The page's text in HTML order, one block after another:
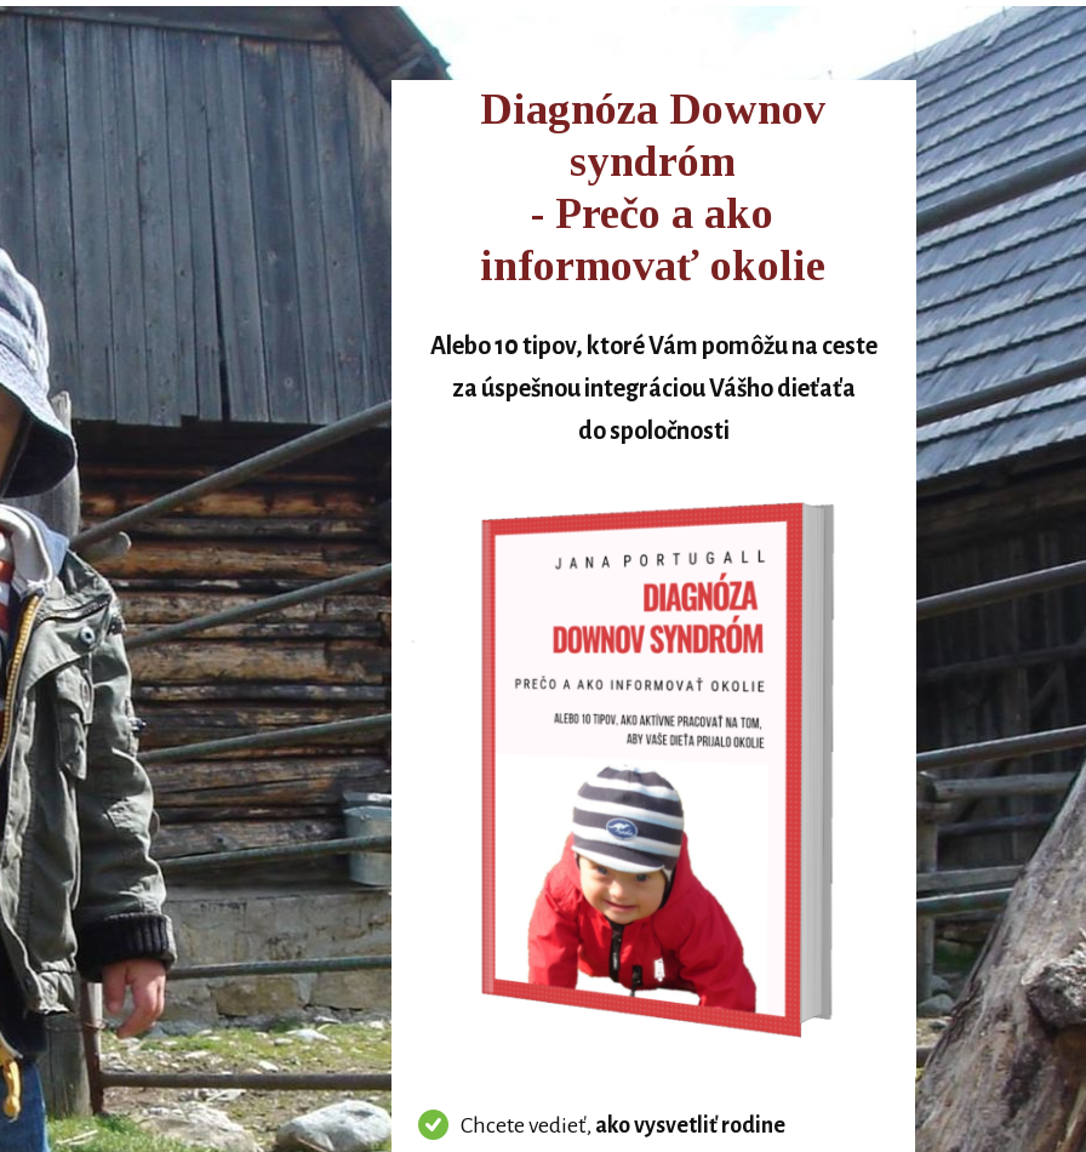
Diagnóza Downov
syndróm
- Prečo a ako
informovať okolie
Alebo 10 tipov, ktoré Vám pomôžu na ceste
za úspešnou integráciou Vášho dieťaťa
do spoločnosti
Chcete vedieť, akovysvetliť rodine